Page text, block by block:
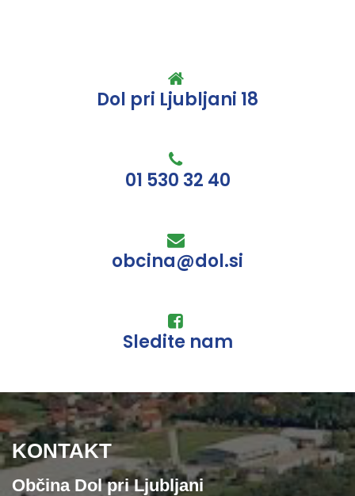
Dol pri Ljubljani 18
01 530 32 40
obcina@dol.si
Sledite nam
KONTAKT
Občina Dol pri Ljubljani